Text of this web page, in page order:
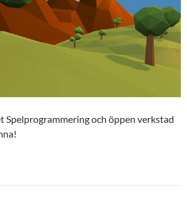
Spelprogrammering och öppen verkstad